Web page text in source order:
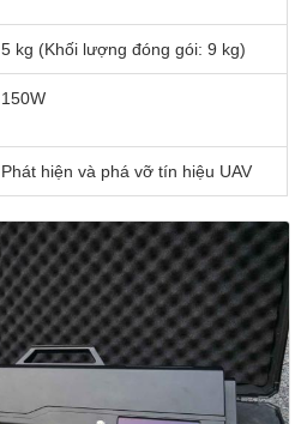
5 kg (Khối lượng đóng gói: 9 kg)
150W
Phát hiện và phá vỡ tín hiệu UAV